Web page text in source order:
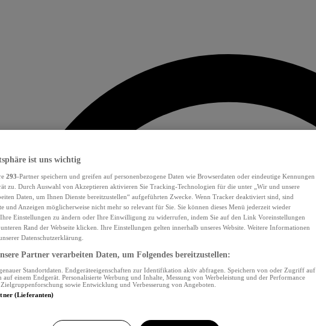
ist uns wichtig
293-Partner speichern und greifen auf personenbezogene Daten wie Browserdaten oder eindeutige Kennungen
zu. Durch Auswahl von Akzeptieren aktivieren Sie Tracking-Technologien für die unter „Wir und unsere
Daten, um Ihnen Dienste bereitzustellen“ aufgeführten Zwecke. Wenn Tracker deaktiviert sind, sind
und Anzeigen möglicherweise nicht mehr so relevant für Sie. Sie können dieses Menü jederzeit wieder
Einstellungen zu ändern oder Ihre Einwilligung zu widerrufen, indem Sie auf den Link Voreinstellungen
Rand der Webseite klicken. Ihre Einstellungen gelten innerhalb unseres Website. Weitere Informationen
Datenschutzerklärung.
Partner verarbeiten Daten, um Folgendes bereitzustellen:
Standortdaten. Endgeräteeigenschaften zur Identifikation aktiv abfragen. Speichern von oder Zugriff auf
einem Endgerät. Personalisierte Werbung und Inhalte, Messung von Werbeleistung und der Performance
sowie Entwicklung und Verbesserung von Angeboten.
(Lieferanten)